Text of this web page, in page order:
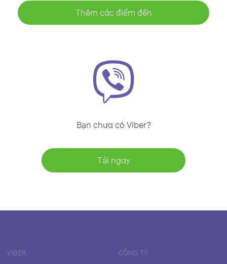
Thêm các điểm đến
Bạn chưa có Viber?
Tải ngay
VIBER CÔNG TY